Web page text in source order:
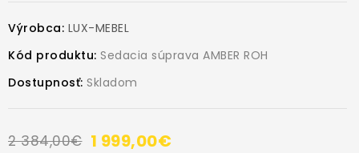
Výrobca: LUX-MEBEL
Kód produktu: Sedacia súprava AMBER ROH
Dostupnosť: Skladom
2 384,00€ 1 999,00€